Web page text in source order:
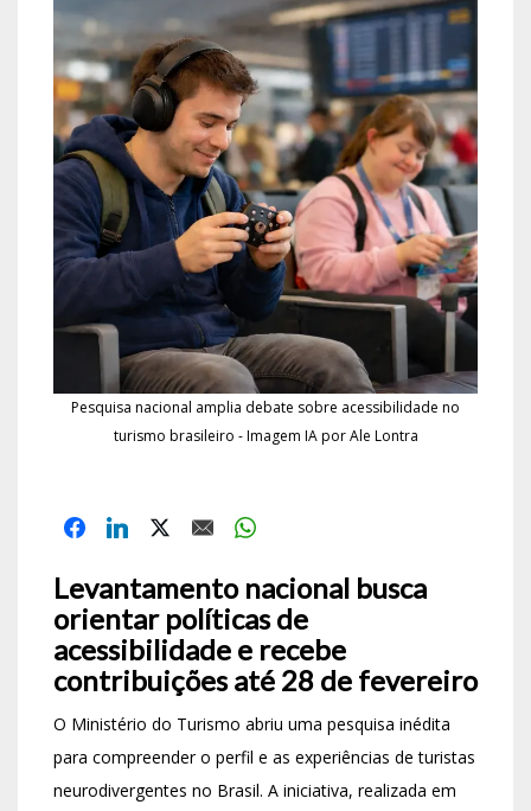
Pesquisa nacional amplia debate sobre acessibilidade no
turismo brasileiro - Imagem IA por Ale Lontra
Levantamento nacional busca
orientar políticas de
acessibilidade e recebe
contribuições até 28 de fevereiro
O Ministério do Turismo abriu uma pesquisa inédita
para compreender o perfil e as experiências de turistas
neurodivergentes no Brasil. A iniciativa, realizada em